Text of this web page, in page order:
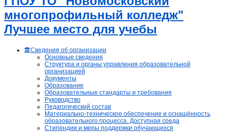
многопрофильный колледж"
Лучшее место для учебы
Сведения об организации
Основные сведения
Структура и органы управления образовательной
организацией
Документы
Образование
Образовательные стандарты и требования
Руководство
Педагогический состав
Материально-техническое обеспечение и оснащённость
образовательного процесса. Доступная среда
Стипендии и меры поддержки обучающихся